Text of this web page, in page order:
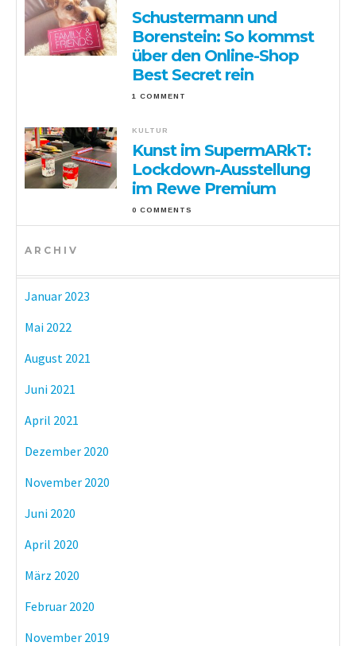
Schustermann und
Borenstein: So kommst
über den Online-Shop
Best Secret rein
1 COMMENT
KULTUR
Kunst im SupermARkT:
Lockdown-Ausstellung
im Rewe Premium
0 COMMENTS
ARCHIV
Januar 2023
Mai 2022
August 2021
Juni 2021
April 2021
Dezember 2020
November 2020
Juni 2020
April 2020
März 2020
Februar 2020
November 2019